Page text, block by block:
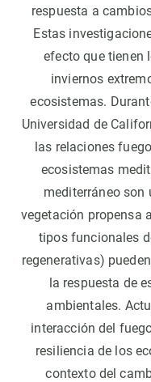
respuesta a
Estas
efecto que tienen
inviernos
ecosistemas.
Universidad de
las relaciones
ecosistemas
mediterráneo
vegetación propensa
tipos funcionales
regenerativas)
la respuesta de
ambientales.
interacción del
resiliencia de los
contexto del